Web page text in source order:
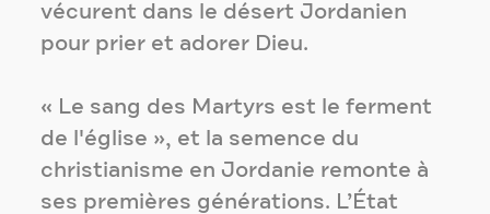
vécurent dans le désert Jordanien
pour prier et adorer Dieu.
« Le sang des Martyrs est le ferment
de l'église », et la semence du
christianisme en Jordanie remonte à
ses premières générations. L’État